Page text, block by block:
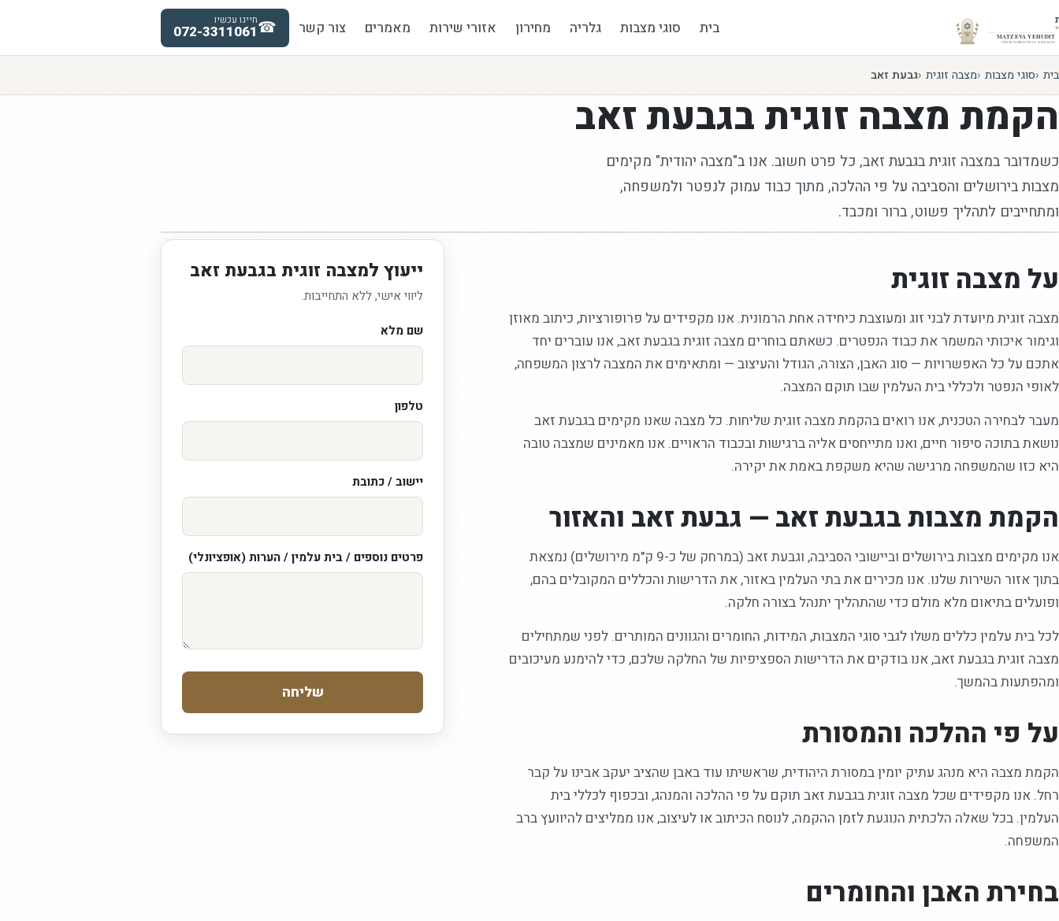
בית סוגי מצבות גלריה מחירון אזורי שירות מאמרים צור קשר ☎חייגו עכשיו
072-3311061
בית סוגי מצבות מצבה זוגית גבעת זאב
הקמת מצבה זוגית בגבעת זאב
כשמדובר במצבה זוגית בגבעת זאב, כל פרט חשוב. אנו ב"מצבה יהודית" מקימים
מצבות בירושלים והסביבה על פי ההלכה, מתוך כבוד עמוק לנפטר ולמשפחה,
ומתחייבים לתהליך פשוט, ברור ומכבד.
על מצבה זוגית
מצבה זוגית מיועדת לבני זוג ומעוצבת כיחידה אחת הרמונית. אנו מקפידים על פרופורציות, כיתוב מאוזן
וגימור איכותי המשמר את כבוד הנפטרים. כשאתם בוחרים מצבה זוגית בגבעת זאב, אנו עוברים יחד
אתכם על כל האפשרויות — סוג האבן, הצורה, הגודל והעיצוב — ומתאימים את המצבה לרצון המשפחה,
לאופי הנפטר ולכללי בית העלמין שבו תוקם המצבה.
מעבר לבחירה הטכנית, אנו רואים בהקמת מצבה זוגית שליחות. כל מצבה שאנו מקימים בגבעת זאב
נושאת בתוכה סיפור חיים, ואנו מתייחסים אליה ברגישות ובכבוד הראויים. אנו מאמינים שמצבה טובה
היא כזו שהמשפחה מרגישה שהיא משקפת באמת את יקירהּ.
הקמת מצבות בגבעת זאב — גבעת זאב והאזור
אנו מקימים מצבות בירושלים וביישובי הסביבה, וגבעת זאב (במרחק של כ-9 ק"מ מירושלים) נמצאת
בתוך אזור השירות שלנו. אנו מכירים את בתי העלמין באזור, את הדרישות והכללים המקובלים בהם,
ופועלים בתיאום מלא מולם כדי שהתהליך יתנהל בצורה חלקה.
לכל בית עלמין כללים משלו לגבי סוגי המצבות, המידות, החומרים והגוונים המותרים. לפני שמתחילים
מצבה זוגית בגבעת זאב, אנו בודקים את הדרישות הספציפיות של החלקה שלכם, כדי להימנע מעיכובים
ומהפתעות בהמשך.
על פי ההלכה והמסורת
הקמת מצבה היא מנהג עתיק יומין במסורת היהודית, שראשיתו עוד באבן שהציב יעקב אבינו על קבר
רחל. אנו מקפידים שכל מצבה זוגית בגבעת זאב תוקם על פי ההלכה והמנהג, ובכפוף לכללי בית
העלמין. בכל שאלה הלכתית הנוגעת לזמן ההקמה, לנוסח הכיתוב או לעיצוב, אנו ממליצים להיוועץ ברב
המשפחה.
בחירת האבן והחומרים
ייעוץ למצבה זוגית בגבעת זאב
ליווי אישי, ללא התחייבות.
שם מלא
טלפון
יישוב / כתובת
פרטים נוספים / בית עלמין / הערות (אופציונלי)
שליחה